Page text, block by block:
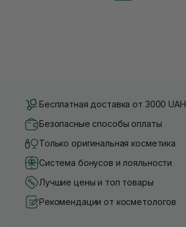
Бесплатная доставка от 3000 UAH
Безопасные способы оплаты
Только оригинальная косметика
Система бонусов и лояльности
Лучшие цены и топ товары
Рекомендации от косметологов